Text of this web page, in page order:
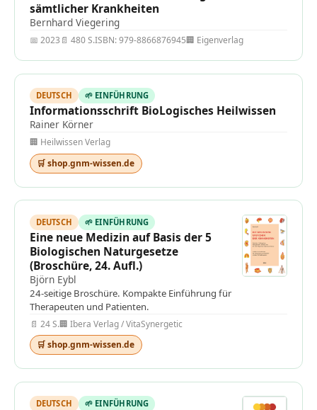
sämtlicher Krankheiten
Bernhard Viegering
📅 2023 📄 480 S.ISBN: 979-8866876945🏢 Eigenverlag
DEUTSCH 🌱 EINFÜHRUNG
Informationsschrift BioLogisches Heilwissen
Rainer Körner
🏢 Heilwissen Verlag
🛒 shop.gnm-wissen.de
DEUTSCH 🌱 EINFÜHRUNG
Eine neue Medizin auf Basis der 5
Biologischen Naturgesetze
(Broschüre, 24. Aufl.)
Björn Eybl
24-seitige Broschüre. Kompakte Einführung für
Therapeuten und Patienten.
📄 24 S.🏢 Ibera Verlag / VitaSynergetic
🛒 shop.gnm-wissen.de
DEUTSCH 🌱 EINFÜHRUNG